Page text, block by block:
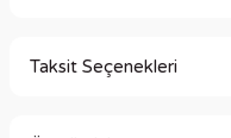
Taksit Seçenekleri